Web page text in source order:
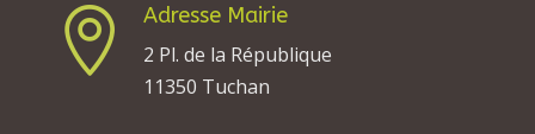

Adresse Mairie
2 Pl. de la République
11350 Tuchan